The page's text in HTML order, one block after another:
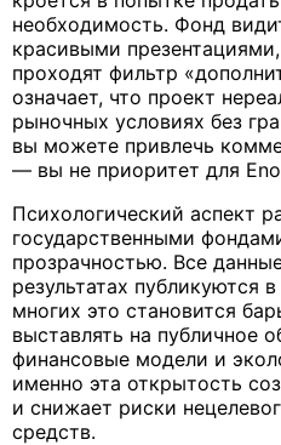
необходимость. Фонд
красивыми
проходят фильтр
означает, что проект
рыночных условиях без
вы можете привлечь
— вы не приоритет для
Психологический аспект
государственными
прозрачностью. Все
результатах публикуются
многих это становится
выставлять на публичное
финансовые модели и
именно эта открытость
и снижает риски
средств.